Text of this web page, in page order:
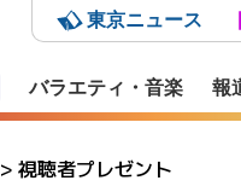
バラエティ・音楽 報
東京ニュース
> 視聴者プレゼント